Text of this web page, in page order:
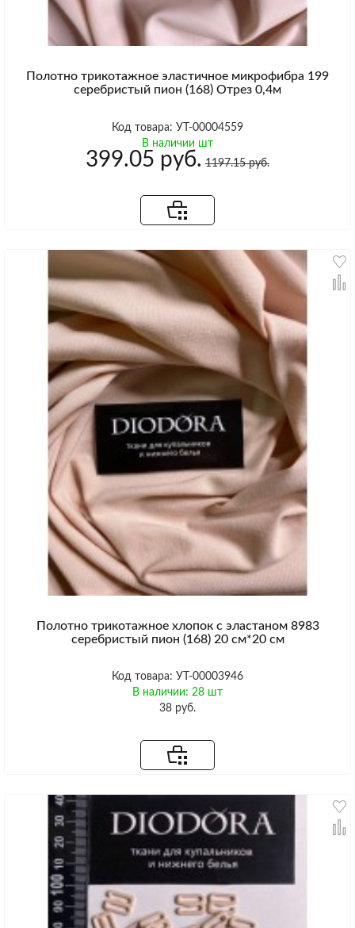
Полотно трикотажное эластичное микрофибра 199
серебристый пион (168) Отрез 0,4м
Код товара: УТ-00004559
В наличии шт
399.05 руб. 1197.15 руб.
Полотно трикотажное хлопок с эластаном 8983
серебристый пион (168) 20 см*20 см
Код товара: УТ-00003946
В наличии: 28 шт
38 руб.